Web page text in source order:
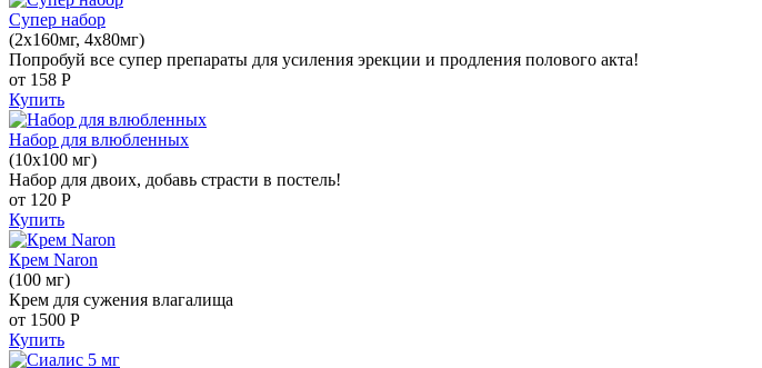
Супер набор
(2х160мг, 4х80мг)
Попробуй все супер препараты для усиления эрекции и продления полового акта!
от 158 Р
Купить
Набор для влюбленных
(10х100 мг)
Набор для двоих, добавь страсти в постель!
от 120 Р
Купить
Крем Naron
(100 мг)
Крем для сужения влагалища
от 1500 Р
Купить